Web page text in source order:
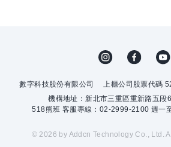
數字科技股份有限公司 上櫃公司股票代碼
機構地址：新北市三重區重新路五段
518熊班 客服專線：02-2999-2100 週一
© 2026 by Addcn Technology Co., Ltd.